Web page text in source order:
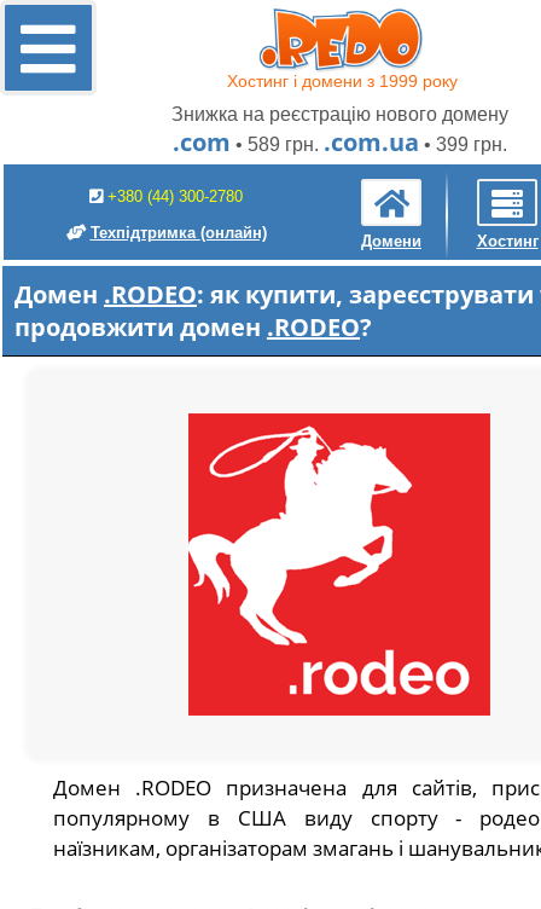
Хостинг і домени з 1999 року
Знижка на реєстрацію нового домену
.com • 589 грн. .com.ua • 399 грн.
+380 (44) 300-2780
Техпідтримка (онлайн) Домени Хостинг
Домен .RODEO: як купити, зареєструвати
продовжити домен .RODEO?
Домен .RODEO призначена для сайтів,
популярному в США виду спорту -
наїзникам, організаторам змагань і